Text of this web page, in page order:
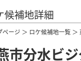
候補地詳細
ページ ＞ ロケ候補地一覧 ＞
市分水ビ